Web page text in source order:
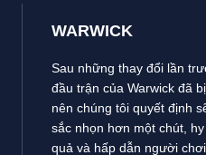
WARWICK
Sau những thay đổi lần
đầu trận của Warwick đã
nên chúng tôi quyết định
sắc nhọn hơn một chút,
quả và hấp dẫn người chơi